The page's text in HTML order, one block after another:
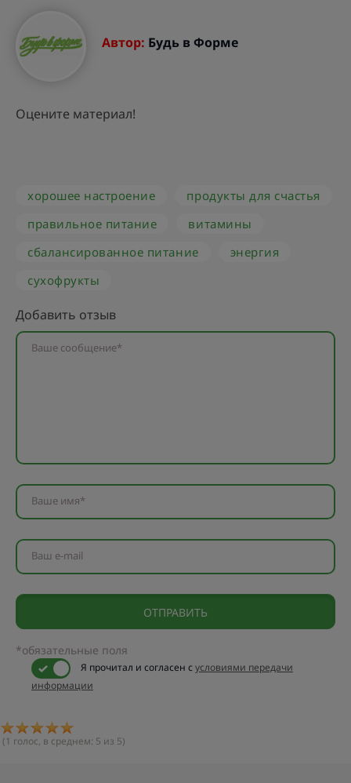
Автор: Будь в Форме
Оцените материал!
хорошее настроение
продукты для счастья
правильное питание
витамины
сбалансированное питание
энергия
сухофрукты
Добавить отзыв
Ваше сообщение*
Ваше имя*
Ваш e-mail
*обязательные поля
Я прочитал и согласен сусловиями передачи
информации
(1 голос, в среднем: 5 из 5)